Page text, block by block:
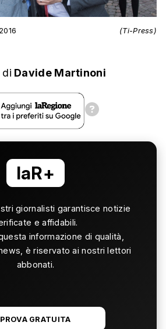
(Ti-Press)
di Davide Martinoni
laR+
giornalisti garantisce notizie
e affidabili.
informazione di qualità,
è riservato ai nostri lettori
abbonati.
PROVA GRATUITA